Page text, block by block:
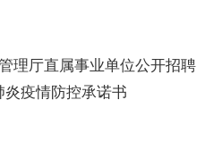
理厅直属事业单位公开招聘
疫情防控承诺书